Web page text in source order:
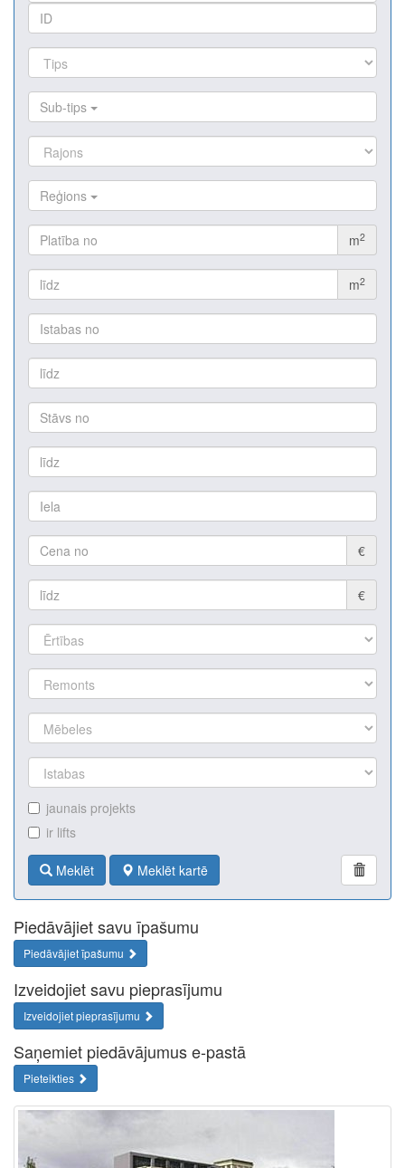
Sub-tips
Reģions
m2
m2
€
€
jaunais projekts
ir lifts
Meklēt Meklēt kartē
Piedāvājiet savu īpašumu
Piedāvājiet īpašumu
Izveidojiet savu pieprasījumu
Izveidojiet pieprasījumu
Saņemiet piedāvājumus e-pastā
Pieteikties